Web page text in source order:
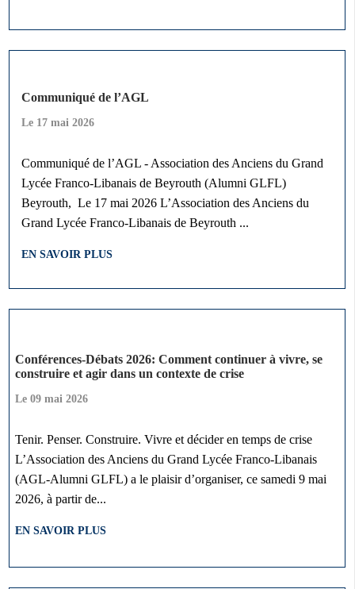
Communiqué de l’AGL
Le 17 mai 2026
Communiqué de l’AGL - Association des Anciens du Grand
Lycée Franco-Libanais de Beyrouth (Alumni GLFL)
Beyrouth, Le 17 mai 2026 L’Association des Anciens du
Grand Lycée Franco-Libanais de Beyrouth ...
EN SAVOIR PLUS
Conférences-Débats 2026: Comment continuer à vivre, se
construire et agir dans un contexte de crise
Le09 mai 2026
Tenir. Penser. Construire. Vivre et décider en temps de crise
L’Association des Anciens du Grand Lycée Franco-Libanais
(AGL-Alumni GLFL) a le plaisir d’organiser, ce samedi 9 mai
2026, à partir de...
EN SAVOIR PLUS